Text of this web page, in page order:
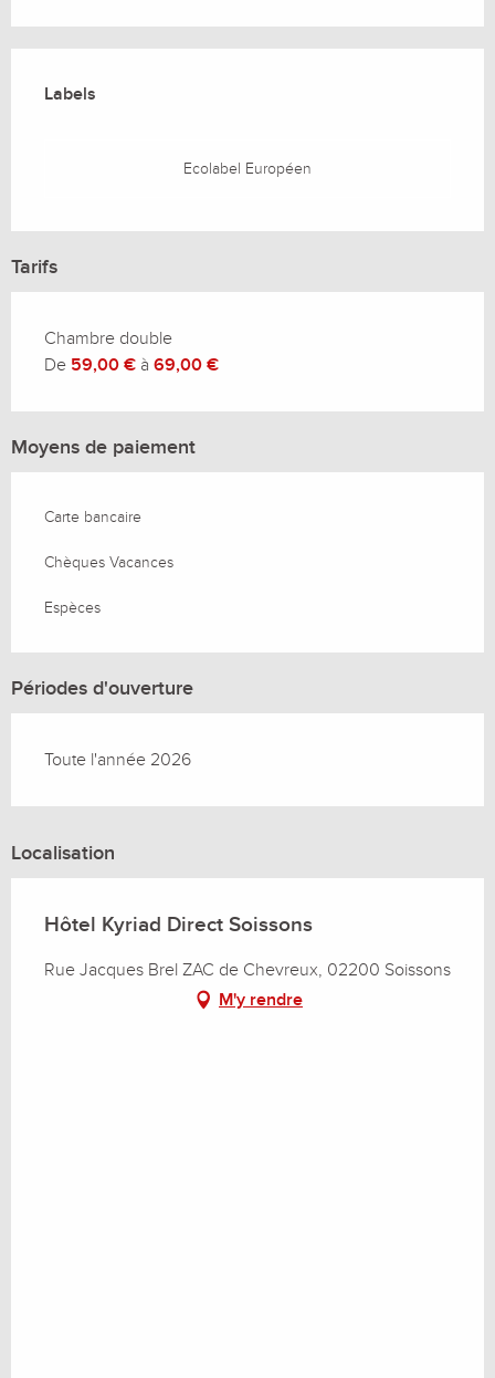
Labels
Labels
Ecolabel Européen
Tarifs
Chambre double
De 59,00 € à 69,00 €
Moyens de paiement
Carte bancaire
Chèques Vacances
Espèces
Périodes d'ouverture
Toute l'année 2026
Localisation
Hôtel Kyriad Direct Soissons
Rue Jacques Brel ZAC de Chevreux, 02200 Soissons
M'y rendre